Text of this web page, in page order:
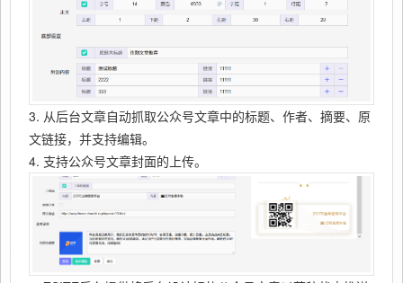
3. 从后台文章自动抓取公众号文章中的标题、作者、摘要、原
文链接，并支持编辑。
4. 支持公众号文章封面的上传。